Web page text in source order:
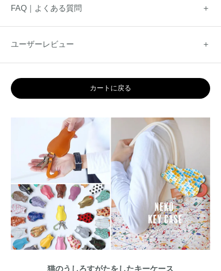
FAQ｜よくある質問
ユーザーレビュー
カートに戻る
猫のうしろすがたをしたキーケース